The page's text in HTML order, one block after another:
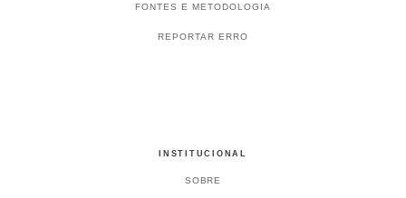
FONTES E METODOLOGIA
REPORTAR ERRO
INSTITUCIONAL
SOBRE